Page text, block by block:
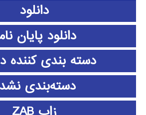
دانلود
دانلود پايان
دسته بندی کننده
دسته‌بندی